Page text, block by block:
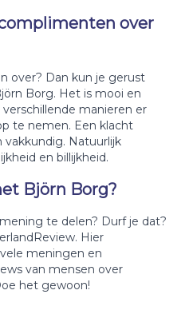
over
over? Dan kun je gerust
Borg. Het is mooi en
manieren er
te nemen. Een klacht
vakkundig. Natuurlijk
en billijkheid.
Björn Borg?
te delen? Durf je dat?
Hier
meningen en
van mensen over
het gewoon!